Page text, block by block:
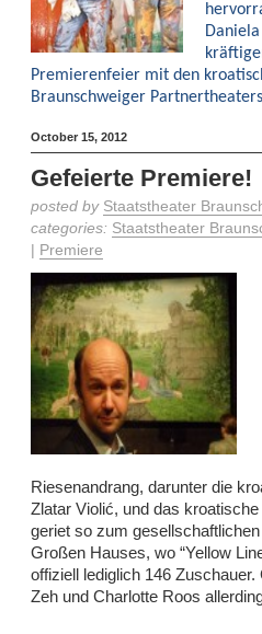
Premierenfeier mit den
Braunschweiger
October 15, 2012
Gefeierte Premiere!
posted by Staatstheater
categories: Staatstheater
Premiere
Riesenandrang, darunter die
Zlatar Violić, und das
geriet so zum
Großen Hauses, wo “Yellow
offiziell lediglich 146
Zeh und Charlotte Roos